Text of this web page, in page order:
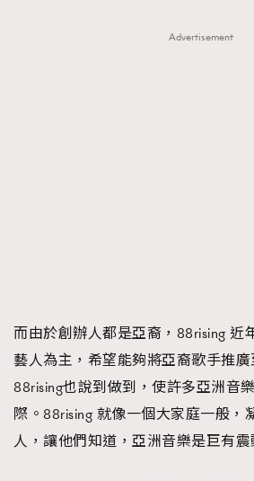
Advertisement
而由於創辦人都是亞裔，88rising 近
藝人為主，希望能夠將亞裔歌手推
88rising也說到做到，使許多亞洲音
際。88rising 就像一個大家庭一般，
人，讓他們知道，亞洲音樂是巨有震